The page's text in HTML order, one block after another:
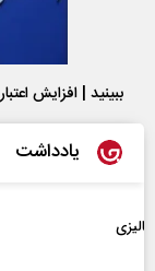
ببینید | افزایش
یادداشت